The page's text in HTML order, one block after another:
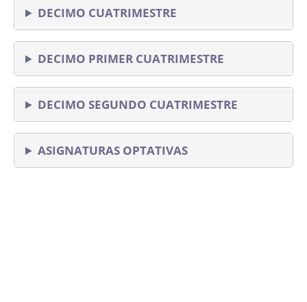
DECIMO CUATRIMESTRE
DECIMO PRIMER CUATRIMESTRE
DECIMO SEGUNDO CUATRIMESTRE
ASIGNATURAS OPTATIVAS